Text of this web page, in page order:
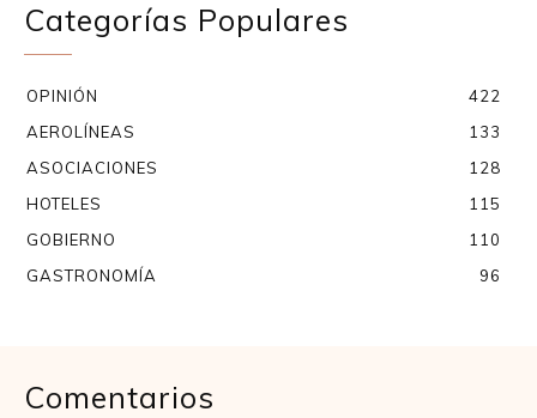
Categorías Populares
OPINIÓN
422
AEROLÍNEAS
133
ASOCIACIONES
128
HOTELES
115
GOBIERNO
110
GASTRONOMÍA
96
Comentarios